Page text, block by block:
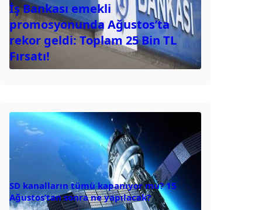
İş Bankası emekli
promosyonunda Ağustos’ta
rekor geldi: Toplam 25 Bin TL
Fırsatı!
SD kanalların tümü kapanıyor mu? 15
Ağustos’tan sonra ne yapılacak?